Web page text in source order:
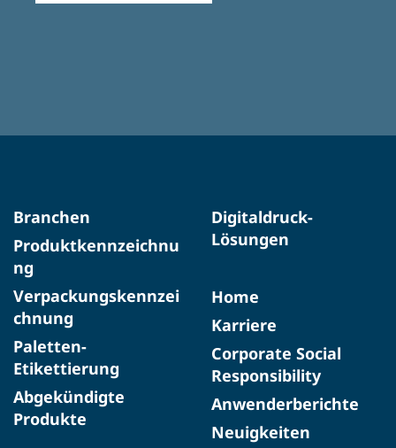
Branchen
Produktkennzeichnu
ng
Verpackungskennzei
chnung
Paletten-
Etikettierung
Abgekündigte
Produkte​
Digitaldruck-
Lösungen
Home
Karriere
Corporate Social
Responsibility
Anwenderberichte
Neuigkeiten